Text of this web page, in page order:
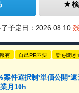
予定日： 2026.08.10
有 自己PR不要 話を聞き
案件選択制*単価公開*
月10h